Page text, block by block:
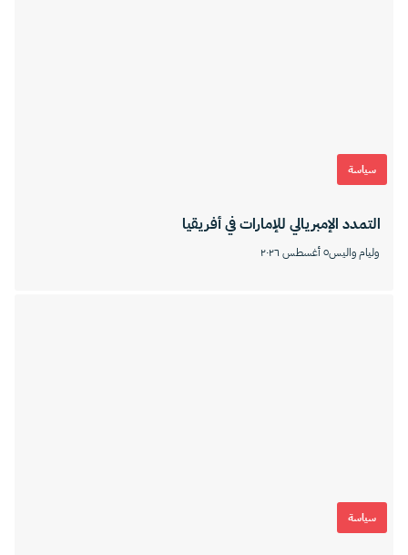
سياسة
التمدد الإمبريالي للإمارات في أفريقيا
وليام واليس٥ أغسطس ٢٠٢٦
سياسة